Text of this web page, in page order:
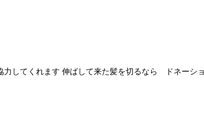
してくれます 伸ばして来た髪を切るなら ドネーシ